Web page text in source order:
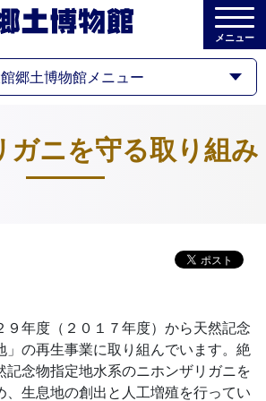
メニュー
郷土博物館メニュー
ガニを守る取り組み
９年度（２０１７年度）から天然記念
」の再生事業に取り組んでいます。絶
記念物指定地水系のニホンザリガニを
、生息地の創出と人工増殖を行ってい